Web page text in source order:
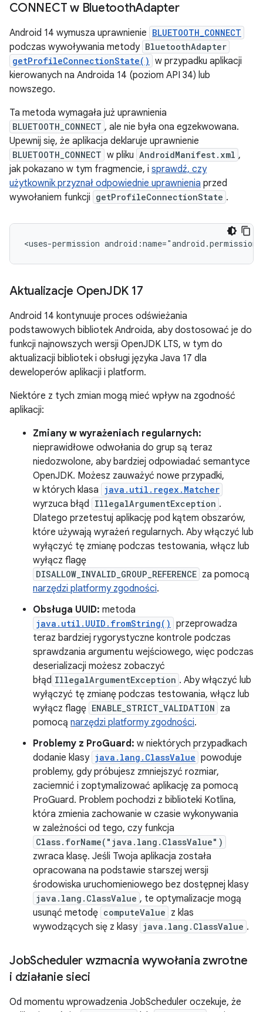
CONNECT w BluetoothAdapter
Android 14 wymusza uprawnienie BLUETOOTH_CONNECT
podczas wywoływania metody BluetoothAdapter
getProfileConnectionState() w przypadku aplikacji
kierowanych na Androida 14 (poziom API 34) lub
nowszego.
Ta metoda wymagała już uprawnienia
BLUETOOTH_CONNECT , ale nie była ona egzekwowana.
Upewnij się, że aplikacja deklaruje uprawnienie
BLUETOOTH_CONNECT w pliku AndroidManifest.xml ,
jak pokazano w tym fragmencie, i sprawdź, czy
użytkownik przyznał odpowiednie uprawnienia przed
wywołaniem funkcji getProfileConnectionState .
<uses-permission
Aktualizacje OpenJDK 17
Android 14 kontynuuje proces odświeżania
podstawowych bibliotek Androida, aby dostosować je do
funkcji najnowszych wersji OpenJDK LTS, w tym do
aktualizacji bibliotek i obsługi języka Java 17 dla
deweloperów aplikacji i platform.
Niektóre z tych zmian mogą mieć wpływ na zgodność
aplikacji:
Zmiany w wyrażeniach regularnych:
nieprawidłowe odwołania do grup są teraz
niedozwolone, aby bardziej odpowiadać semantyce
OpenJDK. Możesz zauważyć nowe przypadki,
w których klasa java.util.regex.Matcher
wyrzuca błąd IllegalArgumentException .
Dlatego przetestuj aplikację pod kątem obszarów,
które używają wyrażeń regularnych. Aby włączyć lub
wyłączyć tę zmianę podczas testowania, włącz lub
wyłącz flagę
DISALLOW_INVALID_GROUP_REFERENCE za pomocą
narzędzi platformy zgodności.
Obsługa UUID: metoda
java.util.UUID.fromString() przeprowadza
teraz bardziej rygorystyczne kontrole podczas
sprawdzania argumentu wejściowego, więc podczas
deserializacji możesz zobaczyć
błąd IllegalArgumentException . Aby włączyć lub
wyłączyć tę zmianę podczas testowania, włącz lub
wyłącz flagę ENABLE_STRICT_VALIDATION za
pomocą narzędzi platformy zgodności.
Problemy z ProGuard: w niektórych przypadkach
dodanie klasy java.lang.ClassValue powoduje
problemy, gdy próbujesz zmniejszyć rozmiar,
zaciemnić i zoptymalizować aplikację za pomocą
ProGuard. Problem pochodzi z biblioteki Kotlina,
która zmienia zachowanie w czasie wykonywania
w zależności od tego, czy funkcja
Class.forName("java.lang.ClassValue")
zwraca klasę. Jeśli Twoja aplikacja została
opracowana na podstawie starszej wersji
środowiska uruchomieniowego bez dostępnej klasy
java.lang.ClassValue , te optymalizacje mogą
usunąć metodę computeValue z klas
wywodzących się z klasy java.lang.ClassValue .
JobScheduler wzmacnia wywołania zwrotne
i działanie sieci
Od momentu wprowadzenia JobScheduler oczekuje, że